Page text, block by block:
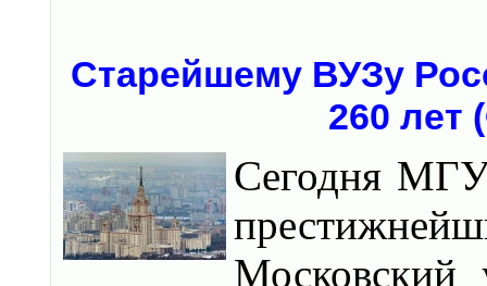
Старейшему ВУЗу
260 лет
Сегодня
Московский